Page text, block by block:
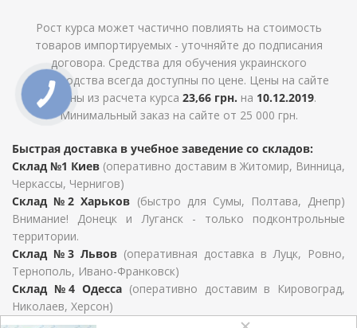
Рост курса может частично повлиять на стоимость
товаров импортируемых - уточняйте до подписания
договора. Средства для обучения украинского
производства всегда доступны по цене. Цены на сайте
указаны из расчета курса 23,66 грн. на 10.12.2019.
Минимальный заказ на сайте от 25 000 грн.
Быстрая доставка в учебное заведение со складов:
Склад №1 Киев (оперативно доставим в Житомир, Винница,
Черкассы, Чернигов)
Склад №2 Харьков (быстро для Сумы, Полтава, Днепр)
Внимание! Донецк и Луганск - только подконтрольные
территории.
Склад №3 Львов (оперативная доставка в Луцк, Ровно,
Тернополь, Ивано-Франковск)
Склад №4 Одесса (оперативно доставим в Кировоград,
Николаев, Херсон)
Для Закарпатской области, Хмельницкий, Черновцы и